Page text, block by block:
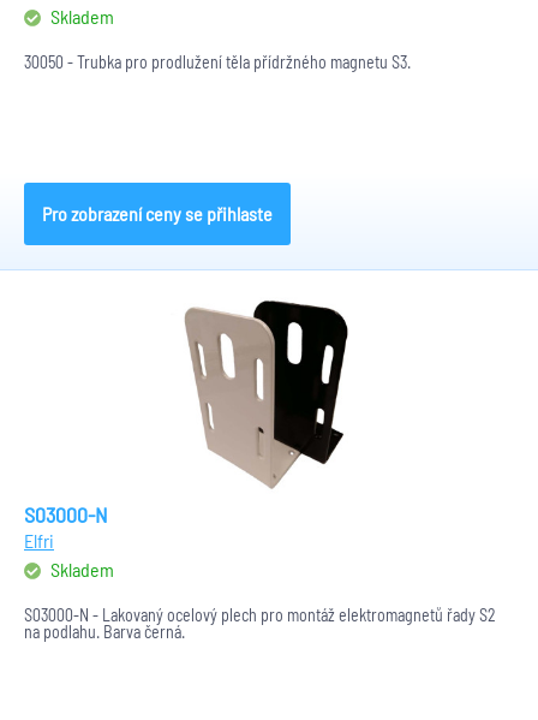
Skladem
30050 - Trubka pro prodlužení těla přídržného magnetu S3.
Pro zobrazení ceny se přihlaste
S03000-N
Elfri
Skladem
S03000-N - Lakovaný ocelový plech pro montáž elektromagnetů řady S2
na podlahu. Barva černá.